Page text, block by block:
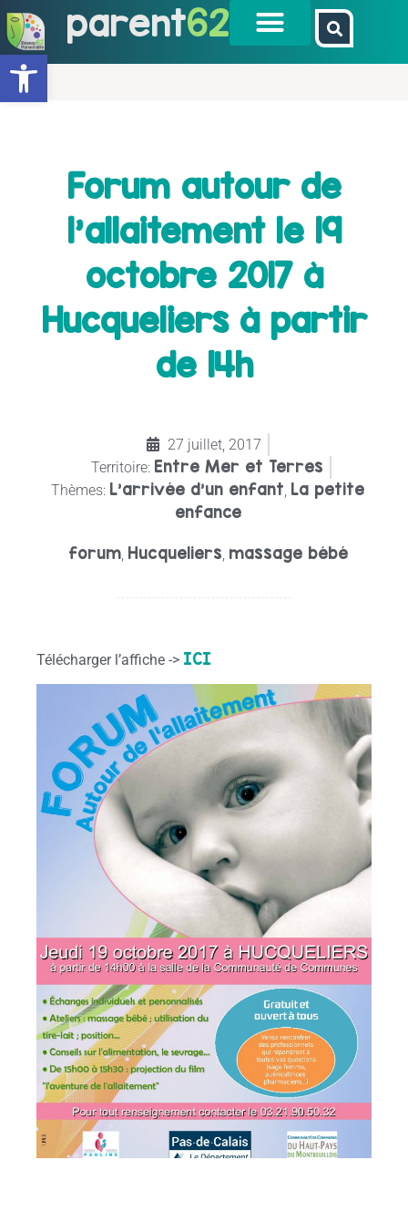
Ouvrir la barre d’outils
parent62
Forum autour de
l’allaitement le 19
octobre 2017 à
Hucqueliers à partir
de 14h
27 juillet, 2017
Territoire: Entre Mer et Terres
Thèmes: L'arrivée d'un enfant La petite
enfance
forum, Hucqueliers massage bébé
Télécharger l’affiche -> ICI